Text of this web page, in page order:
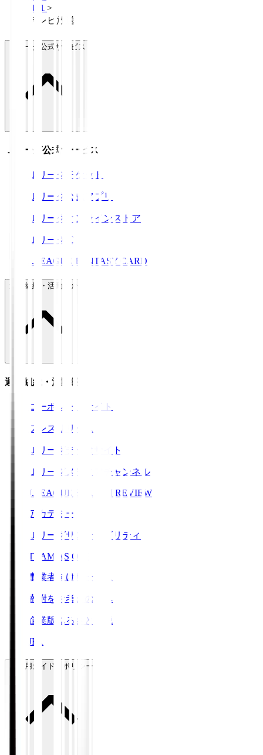
Ｊ１ >
テレビ放送
Ｊリーグ公式サービス
Ｊリーグ公式サービス
Ｊリーグチケット
Ｊリーグ公式アプリ
Ｊリーグオンラインストア
ＪリーグID
J.LEAGUE FANTASY CARD
運営組織・活動紹介
運営組織・活動紹介
コーポレートサイト
プレスリリース
Ｊリーグデータサイト
Ｊリーグメディアチャンネル
J.LEAGUE SEASON REVIEW
アカデミー
Ｊリーグサステナビリティ
TEAM AS ONE
事業者向けサービス
寄附をお考えの方へ
企業版ふるさと納税
JFA
ご利用ガイド・ポリシー